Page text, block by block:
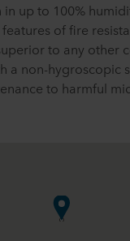
in up to 100%
of fire
to any other
a non-hygroscopic
to harmful